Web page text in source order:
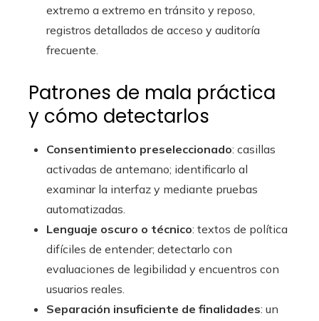
extremo a extremo en tránsito y reposo,
registros detallados de acceso y auditoría
frecuente.
Patrones de mala práctica
y cómo detectarlos
Consentimiento preseleccionado: casillas
activadas de antemano; identificarlo al
examinar la interfaz y mediante pruebas
automatizadas.
Lenguaje oscuro o técnico: textos de política
difíciles de entender; detectarlo con
evaluaciones de legibilidad y encuentros con
usuarios reales.
Separación insuficiente de finalidades: un